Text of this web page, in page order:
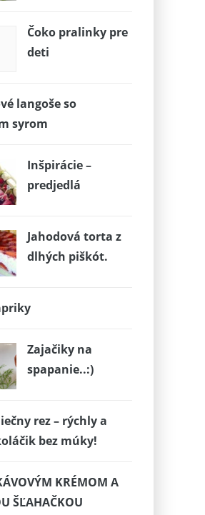
Čoko pralinky pre
deti
langoše so
syrom
Inšpirácie –
predjedlá
Jahodová torta z
dlhých piškót.
Zajačiky na
spapanie..:)
rez – rýchly a
bez múky!
KRÉMOM A
ŠĽAHAČKOU